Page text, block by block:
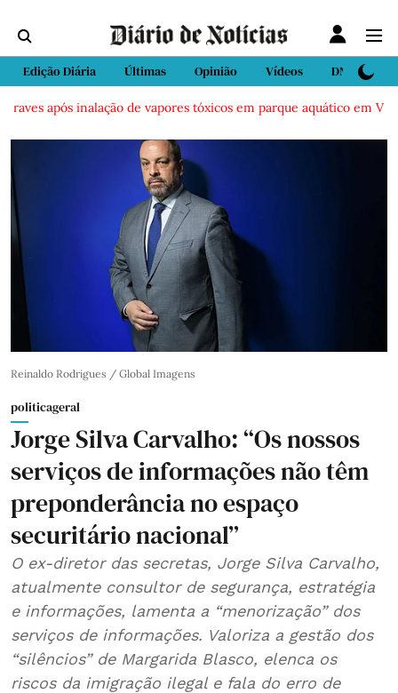
Edição Diária Últimas Opinião Vídeos DN Sport
inalação de vapores tóxicos em parque aquático em Vieira de
Reinaldo Rodrigues / Global Imagens
politicageral
Jorge Silva Carvalho: “Os nossos
serviços de informações não têm
preponderância no espaço
securitário nacional”
O ex-diretor das secretas, Jorge Silva Carvalho,
atualmente consultor de segurança, estratégia
e informações, lamenta a “menorização” dos
serviços de informações. Valoriza a gestão dos
“silêncios” de Margarida Blasco, elenca os
riscos da imigração ilegal e fala do erro de